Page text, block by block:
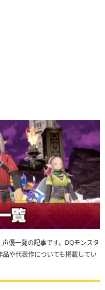
優一覧の記事です。DQモンスタ
や代表作についても掲載してい